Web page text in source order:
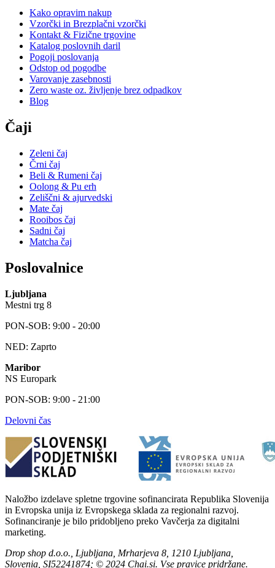
Kako opravim nakup
Vzorčki in Brezplačni vzorčki
Kontakt & Fizične trgovine
Katalog poslovnih daril
Pogoji poslovanja
Odstop od pogodbe
Varovanje zasebnosti
Zero waste oz. življenje brez odpadkov
Blog
Čaji
Zeleni čaj
Črni čaj
Beli & Rumeni čaj
Oolong & Pu erh
Zeliščni & ajurvedski
Mate čaj
Rooibos čaj
Sadni čaj
Matcha čaj
Poslovalnice
Ljubljana
Mestni trg 8
PON-SOB: 9:00 - 20:00
NED: Zaprto
Maribor
NS Europark
PON-SOB: 9:00 - 21:00
Delovni čas
Naložbo izdelave spletne trgovine sofinancirata Republika Slovenija
in Evropska unija iz Evropskega sklada za regionalni razvoj.
Sofinanciranje je bilo pridobljeno preko Vavčerja za digitalni
marketing.
Drop shop d.o.o., Ljubljana, Mrharjeva 8, 1210 Ljubljana,
Slovenia, SI52241874; © 2024 Chai.si. Vse pravice pridržane.